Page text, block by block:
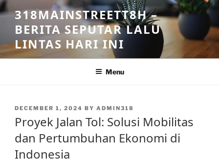
Skip
to
content
318MAINSTREETT8H –
BERITA SEPUTAR LALU
LINTAS HARI INI
Menu
POSTED
DECEMBER 1, 2024 BY ADMIN318
Proyek Jalan Tol: Solusi Mobilitas
dan Pertumbuhan Ekonomi di
Indonesia